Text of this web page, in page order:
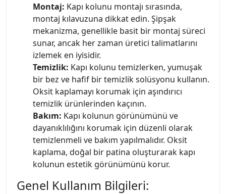
Montaj: Kapı kolunu montajı sırasında,
montaj kılavuzuna dikkat edin. Şipşak
mekanizma, genellikle basit bir montaj süreci
sunar, ancak her zaman üretici talimatlarını
izlemek en iyisidir.
Temizlik: Kapı kolunu temizlerken, yumuşak
bir bez ve hafif bir temizlik solüsyonu kullanın.
Oksit kaplamayı korumak için aşındırıcı
temizlik ürünlerinden kaçının.
Bakım: Kapı kolunun görünümünü ve
dayanıklılığını korumak için düzenli olarak
temizlenmeli ve bakım yapılmalıdır. Oksit
kaplama, doğal bir patina oluşturarak kapı
kolunun estetik görünümünü korur.
Genel Kullanım Bilgileri: